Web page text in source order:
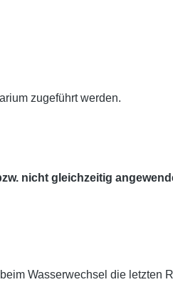
zugeführt werden.
nicht gleichzeitig
Wasserwechsel die letzten